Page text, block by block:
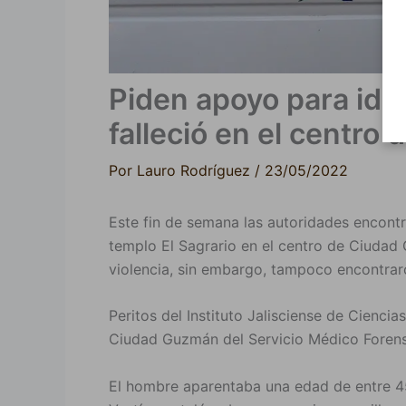
Piden apoyo para
falleció en el centro
Por Lauro Rodríguez / 23/05/2022
Este fin de semana las autoridades
templo El Sagrario en el centro de Ciudad
violencia, sin embargo, tampoco
Peritos del Instituto Jalisciense de
Ciudad Guzmán del Servicio Médico
El hombre aparentaba una edad de entre